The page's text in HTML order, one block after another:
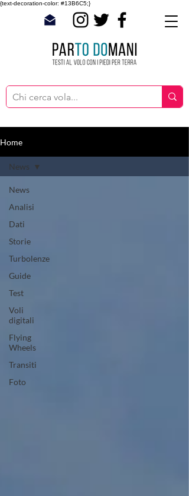
{text-decoration-color: #13B6C5;}
Home
News
Analisi
Dati
Storie
Turbolenze
Guide
Test
Voli
digitali
Flying
Wheels
Transiti
Foto
News